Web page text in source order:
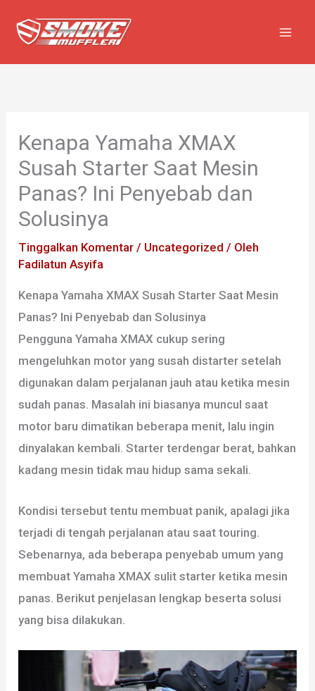
Kenapa Yamaha XMAX
Susah Starter Saat Mesin
Panas? Ini Penyebab dan
Solusinya
Tinggalkan Komentar / Uncategorized / Oleh
Fadilatun Asyifa
Kenapa Yamaha XMAX Susah Starter Saat Mesin
Panas? Ini Penyebab dan Solusinya
PenggunaYamaha XMAX cukup sering
mengeluhkan motor yang susah distarter setelah
digunakan dalam perjalanan jauh atau ketika mesin
sudah panas. Masalah ini biasanya muncul saat
motor baru dimatikan beberapa menit, lalu ingin
dinyalakan kembali. Starter terdengar berat, bahkan
kadang mesin tidak mau hidup sama sekali.
Kondisi tersebut tentu membuat panik, apalagi jika
terjadi di tengah perjalanan atau saat touring.
Sebenarnya, ada beberapa penyebab umum yang
membuat Yamaha XMAX sulit starter ketika mesin
panas. Berikut penjelasan lengkap beserta solusi
yang bisa dilakukan.